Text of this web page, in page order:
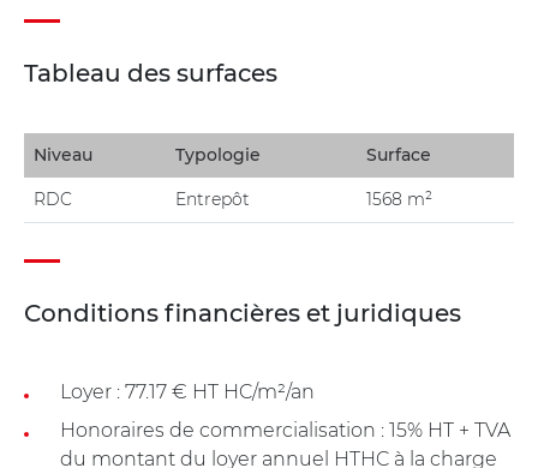
Tableau des surfaces
Niveau Typologie Surface
RDC Entrepôt 1568 m²
Conditions financières et juridiques
Loyer : 77.17 € HT HC/m²/an
Honoraires de commercialisation : 15% HT + TVA
du montant du loyer annuel HTHC à la charge